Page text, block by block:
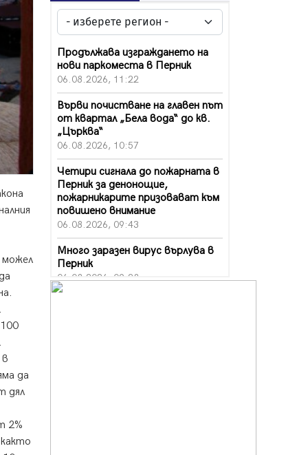
можел
да
дял
2%
Продължава изграждането на
нови паркоместа в Перник
06.08.2026, 11:22
Върви почистване на главен път
от квартал „Бела вода“ до кв.
„Църква“
06.08.2026, 10:57
Четири сигнала до пожарната в
Перник за денонощие,
пожарникарите призовават към
повишено внимание
06.08.2026, 09:43
Много заразен вирус върлува в
Перник
06.08.2026, 09:28